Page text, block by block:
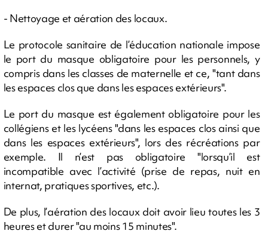
- Nettoyage et aération des locaux.
Le protocole sanitaire de l’éducation nationale impose
le port du masque obligatoire pour les personnels, y
compris dans les classes de maternelle et ce, "tant dans
les espaces clos que dans les espaces extérieurs".
Le port du masque est également obligatoire pour les
collégiens et les lycéens "dans les espaces clos ainsi que
dans les espaces extérieurs", lors des récréations par
exemple. Il n’est pas obligatoire "lorsqu’il est
incompatible avec l’activité (prise de repas, nuit en
internat, pratiques sportives, etc.).
De plus, l’aération des locaux doit avoir lieu toutes les 3
heures et durer "au moins 15 minutes".